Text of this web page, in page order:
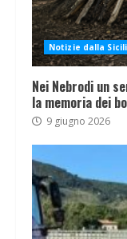
Notizie dalla
Nei Nebrodi un
la memoria dei
9 giugno 2026